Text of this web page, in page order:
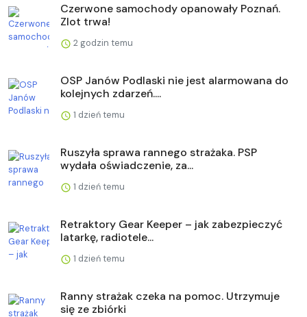
Czerwone samochody opanowały Poznań.
Zlot trwa!
2 godzin temu
OSP Janów Podlaski nie jest alarmowana do
kolejnych zdarzeń....
1 dzień temu
Ruszyła sprawa rannego strażaka. PSP
wydała oświadczenie, za...
1 dzień temu
Retraktory Gear Keeper – jak zabezpieczyć
latarkę, radiotele...
1 dzień temu
Ranny strażak czeka na pomoc. Utrzymuje
się ze zbiórki